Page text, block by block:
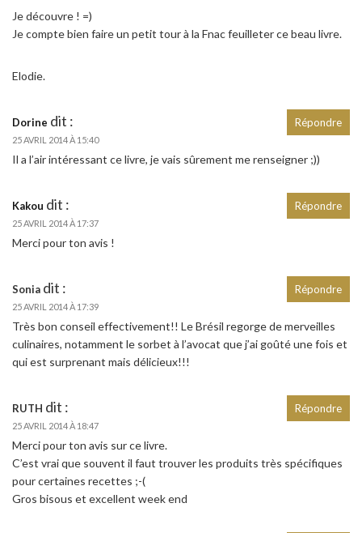
Je découvre ! =)
Je compte bien faire un petit tour à la Fnac feuilleter ce beau livre.
Elodie.
Dorine dit :
25 AVRIL 2014 À 15:40
Il a l’air intéressant ce livre, je vais sûrement me renseigner ;))
Répondre
Kakou dit :
25 AVRIL 2014 À 17:37
Merci pour ton avis !
Répondre
Sonia dit :
25 AVRIL 2014 À 17:39
Très bon conseil effectivement!! Le Brésil regorge de merveilles
culinaires, notamment le sorbet à l’avocat que j’ai goûté une fois et
qui est surprenant mais délicieux!!!
Répondre
RUTH dit :
25 AVRIL 2014 À 18:47
Merci pour ton avis sur ce livre.
C’est vrai que souvent il faut trouver les produits très spécifiques
pour certaines recettes ;-(
Gros bisous et excellent week end
Répondre